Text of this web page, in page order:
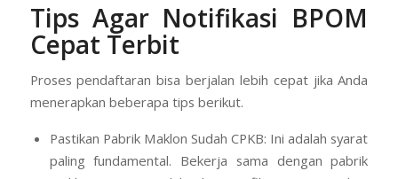
Tips Agar Notifikasi BPOM
Cepat Terbit
Proses pendaftaran bisa berjalan lebih cepat jika Anda
menerapkan beberapa tips berikut.
Pastikan Pabrik Maklon Sudah CPKB: Ini adalah syarat
paling fundamental. Bekerja sama dengan pabrik